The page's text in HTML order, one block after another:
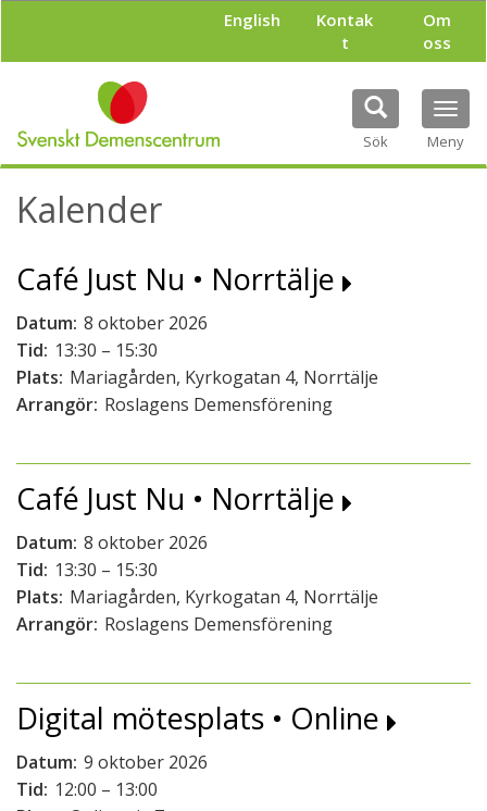
l
English
Kontak
t
Om
oss
Sök Meny
Kalender
Café Just Nu • Norrtälje
Datum: 8 oktober 2026
Tid: 13:30 – 15:30
Plats: Mariagården, Kyrkogatan 4, Norrtälje
Arrangör: Roslagens Demensförening
Café Just Nu • Norrtälje
Datum: 8 oktober 2026
Tid: 13:30 – 15:30
Plats: Mariagården, Kyrkogatan 4, Norrtälje
Arrangör: Roslagens Demensförening
Digital mötesplats • Online
Datum: 9 oktober 2026
Tid: 12:00 – 13:00